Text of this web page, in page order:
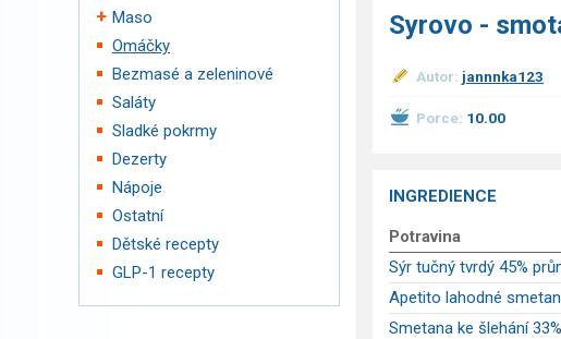
Maso
Omáčky
Bezmasé a zeleninové
Saláty
Sladké pokrmy
Dezerty
Nápoje
Ostatní
Dětské recepty
GLP-1 recepty
Syrovo -
Autor: jannnka123
Porce: 10.00
INGREDIENCE
Potravina
Sýr tučný tvrdý 45%
Apetito lahodné
Smetana ke šlehání 33%